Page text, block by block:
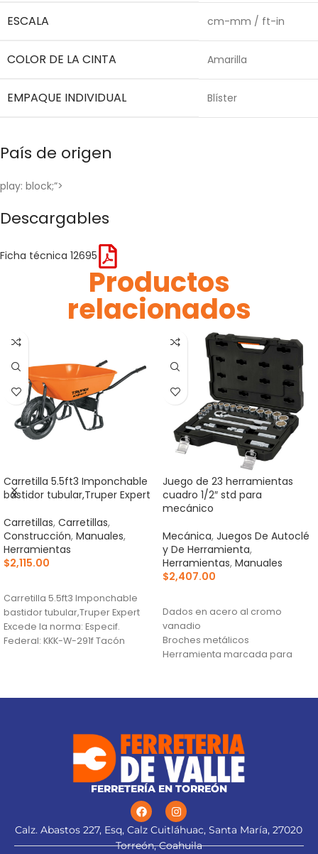
ESCALA cm-mm / ft-in
COLOR DE LA CINTA Amarilla
EMPAQUE INDIVIDUAL Blíster
País de origen
play: block;”>
Descargables
Ficha técnica 12695
Productos
relacionados
Carretilla 5.5ft3 Imponchable
bastidor tubular,Truper Expert
Carretillas, Carretillas,
Construcción, Manuales,
Herramientas
$2,115.00
Carretilla 5.5ft3 Imponchable
bastidor tubular,Truper Expert
Excede la norma: Especif.
Federal: KKK-W-291f Tacón
Juego de 23 herramientas
cuadro 1/2″ std para
mecánico
Mecánica, Juegos De Autoclé
y De Herramienta,
Herramientas, Manuales
$2,407.00
Dados en acero al cromo
vanadio
Broches metálicos
Herramienta marcada para
FERRETERÍA EN TORREÓN
Calz. Abastos 227, Esq, Calz Cuitláhuac, Santa María, 27020
Torreón, Coahuila